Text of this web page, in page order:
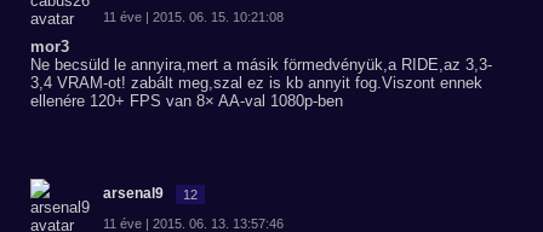
11 éve | 2015. 06. 15. 10:21:08
mor3
Ne becsüld le annyira,mert a másik förmedvényük,a RIDE,az 3,3-
3,4 VRAM-ot! zabált meg,szal ez is kb annyit fog.Viszont ennek
ellenére 120+ FPS van 8× AA-val 1080p-ben
arsenal9 12
11 éve | 2015. 06. 13. 13:57:46